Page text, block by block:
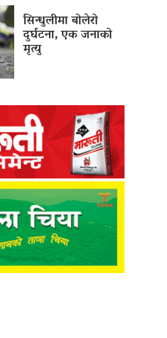
सिन्धुलीमा बोलेरो
दुर्घटना, एक जनाको
मृत्यु